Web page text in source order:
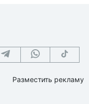
Разместить рекламу